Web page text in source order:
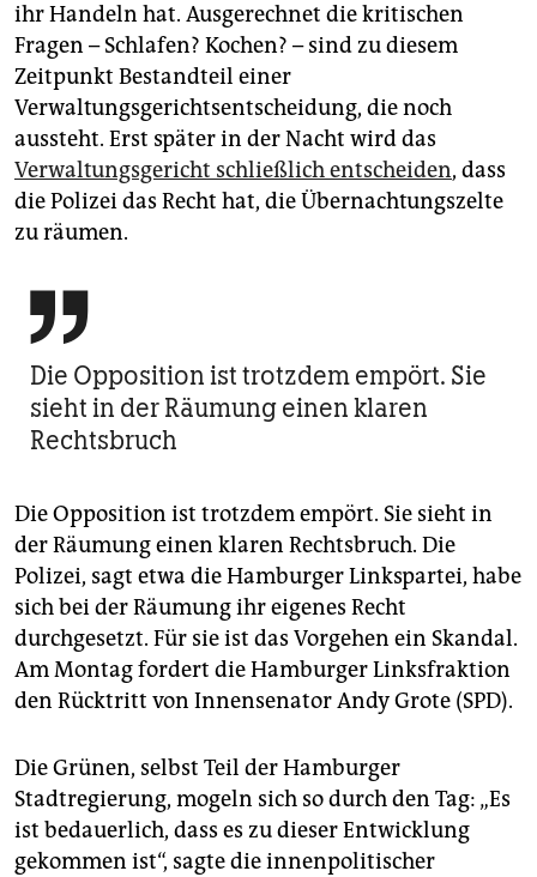
ihr Handeln hat. Ausgerechnet die kritischen
Fragen – Schlafen? Kochen? – sind zu diesem
Zeitpunkt Bestandteil einer
Verwaltungsgerichtsentscheidung, die noch
aussteht. Erst später in der Nacht wird das
Verwaltungsgericht schließlich entscheiden, dass
die Polizei das Recht hat, die Übernachtungszelte
zu räumen.

Die Opposition ist trotzdem empört. Sie
sieht in der Räumung einen klaren
Rechtsbruch
Die Opposition ist trotzdem empört. Sie sieht in
der Räumung einen klaren Rechtsbruch. Die
Polizei, sagt etwa die Hamburger Linkspartei, habe
sich bei der Räumung ihr eigenes Recht
durchgesetzt. Für sie ist das Vorgehen ein Skandal.
Am Montag fordert die Hamburger Linksfraktion
den Rücktritt von Innensenator Andy Grote (SPD).
Die Grünen, selbst Teil der Hamburger
Stadtregierung, mogeln sich so durch den Tag: „Es
ist bedauerlich, dass es zu dieser Entwicklung
gekommen ist“, sagte die innenpolitischer